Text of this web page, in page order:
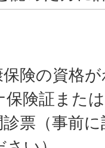
険の資格
保険証また
票（事前